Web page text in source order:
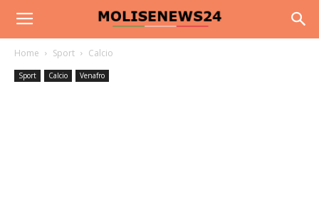
Home Sport Calcio
Sport Calcio Venafro